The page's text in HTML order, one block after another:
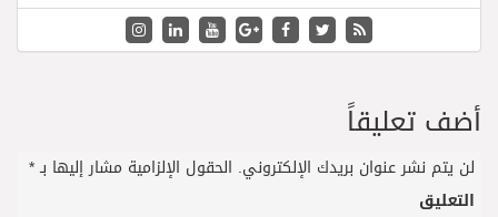
أضف تعليقاً
لن يتم نشر عنوان بريدك الإلكتروني. الحقول الإلزامية مشار إليها بـ*
التعليق